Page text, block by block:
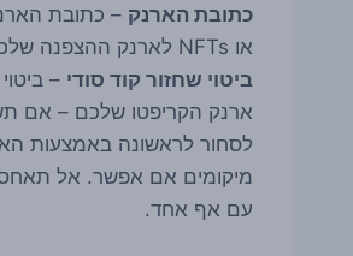
כתובת הארנק – כתובת
או NFTs לארנק ההצפנה שלכם.
ביטוי שחזור קוד סודי –
ארנק הקריפטו שלכם – אם
לסחור לראשונה באמצעות
מיקומים אם אפשר. אל
עם אף אחד.